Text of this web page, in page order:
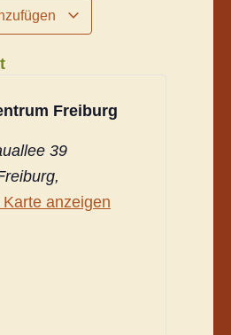
Freiburg
39
,
anzeigen